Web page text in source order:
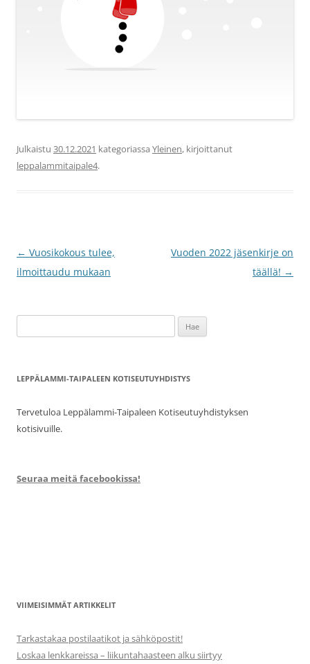
Julkaistu 30.12.2021 kategoriassa Yleinen, kirjoittanut
leppalammitaipale4.
Artikkelien
selaus
← Vuosikokous tulee,
ilmoittaudu mukaan
Vuoden 2022 jäsenkirje on
täällä! →
LEPPÄLAMMI-TAIPALEEN KOTISEUTUYHDISTYS
Tervetuloa Leppälammi-Taipaleen Kotiseutuyhdistyksen
kotisivuille.
Seuraa meitä facebookissa!
VIIMEISIMMÄT ARTIKKELIT
Tarkastakaa postilaatikot ja sähköpostit!
Loskaa lenkkareissa – liikuntahaasteen alku siirtyy